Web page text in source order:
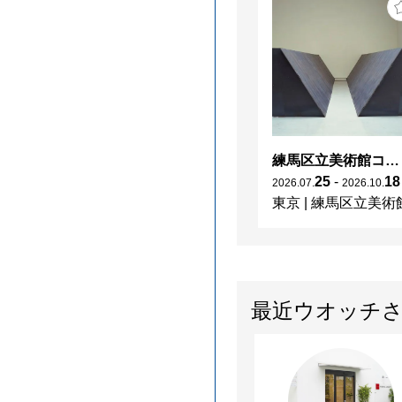
練馬区立美術館コレクション 若林奮－Run and Rest－｜寺田真由美－不在の存在－
2026 07 25 - 2026 10 18
東京
練馬区立美術
最近ウオッチ